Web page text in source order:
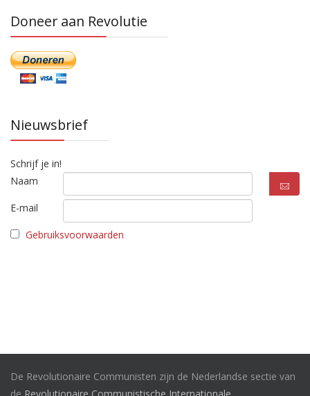
Doneer aan Revolutie
Nieuwsbrief
Schrijf je in!
Naam
E-mail
Gebruiksvoorwaarden
De Revolutionaire Communisten zijn de Nederlandse sectie van